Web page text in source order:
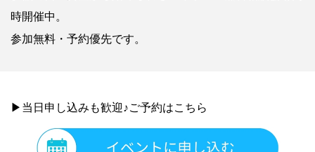
時開催中。
参加無料・予約優先です。
▶当日申し込みも歓迎♪ご予約はこちら